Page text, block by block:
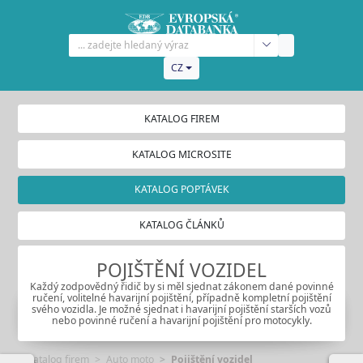
CZ
KATALOG FIREM
KATALOG MICROSITE
KATALOG POPTÁVEK
KATALOG ČLÁNKŮ
POJIŠTĚNÍ VOZIDEL
Každý zodpovědný řidič by si měl sjednat zákonem dané povinné
ručení, volitelné havarijní pojištění, případně kompletní pojištění
svého vozidla. Je možné sjednat i havarijní pojištění starších vozů
nebo povinné ručení a havarijní pojištění pro motocykly.
Katalog firem Auto moto Pojištění vozidel